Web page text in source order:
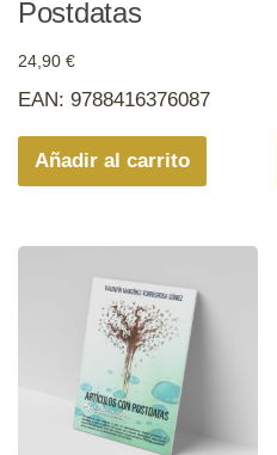
Postdatas
24,90 €
EAN: 9788416376087
Añadir al carrito